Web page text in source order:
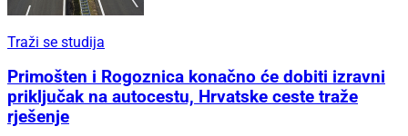
Traži se studija
Primošten i Rogoznica konačno će dobiti izravni
priključak na autocestu, Hrvatske ceste traže
rješenje